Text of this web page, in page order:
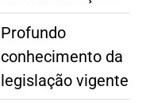
Profundo
conhecimento da
legislação vigente